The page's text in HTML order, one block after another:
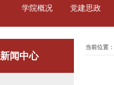
学院概况 党建思政
新闻中心
当前位置：